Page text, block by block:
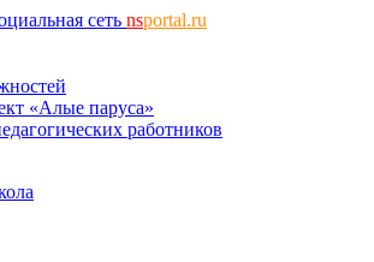
сеть nsportal.ru
«Алые паруса»
работников